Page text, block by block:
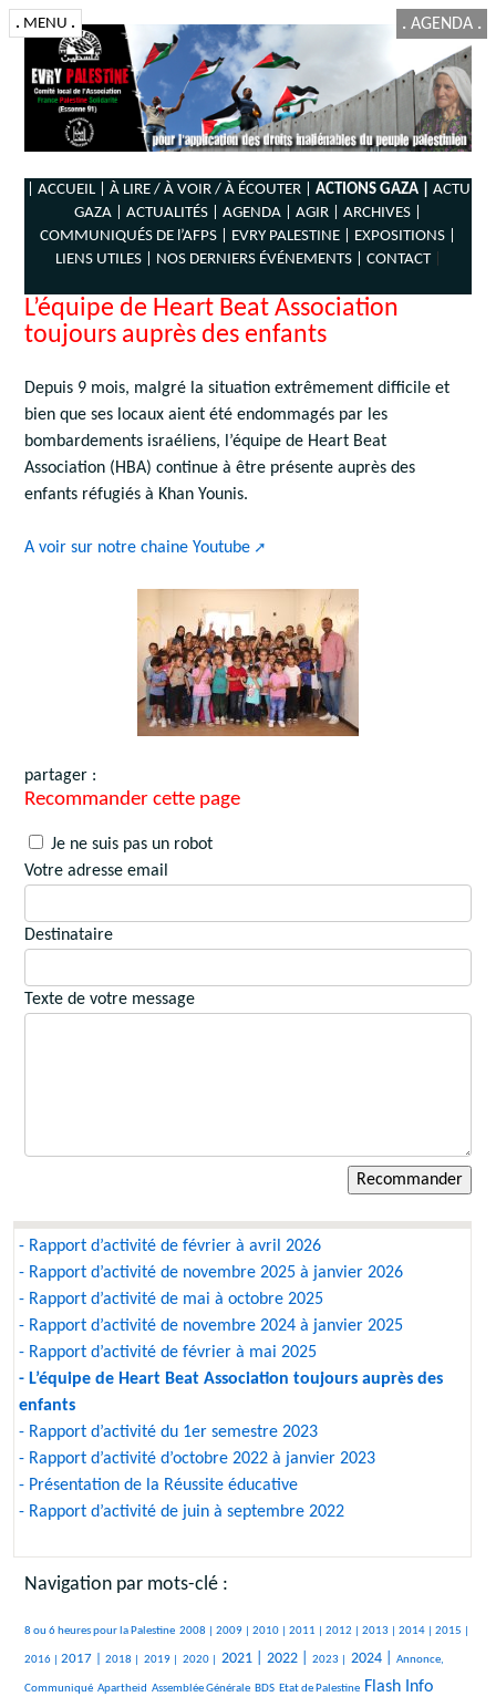
. MENU . . AGENDA .
| ACCUEIL | À LIRE / À VOIR / À ÉCOUTER | ACTIONS GAZA |
ACTU
GAZA |
ACTUALITÉS | AGENDA | AGIR |
ARCHIVES |
COMMUNIQUÉS DE l’AFPS |
EVRY PALESTINE |
EXPOSITIONS |
LIENS UTILES |
NOS DERNIERS ÉVÉNEMENTS | CONTACT|
L’équipe de Heart Beat Association
toujours auprès des enfants
Depuis 9 mois, malgré la situation extrêmement difficile et
bien que ses locaux aient été endommagés par les
bombardements israéliens, l’équipe de Heart Beat
Association (HBA) continue à être présente auprès des
enfants réfugiés à Khan Younis.
A voir sur notre chaine Youtube
partager :
Recommander cette page
Je ne suis pas un robot
Votre adresse email
Destinataire
Texte de votre message
- Rapport d’activité de février à avril 2026
- Rapport d’activité de novembre 2025 à janvier 2026
- Rapport d’activité de mai à octobre 2025
- Rapport d’activité de novembre 2024 à janvier 2025
- Rapport d’activité de février à mai 2025
- L’équipe de Heart Beat Association toujours auprès des
enfants
- Rapport d’activité du 1er semestre 2023
- Rapport d’activité d’octobre 2022 à janvier 2023
- Présentation de la Réussite éducative
- Rapport d’activité de juin à septembre 2022
Navigation par mots-clé :
506/3354
8 ou 6 heures pour la Palestine
237/3354 2008 |
315/3354 2009 |
265/3354 2010 |
380/3354 2011 |
349/3354 2012 |
227/3354 2013 |
293/3354 2014 |
252/3354 2015 |
546/3354
2016 |
801/3354
2017 |
221/3354 2018 |
109/3354 2019 |
150/3354 2020 |
1159/3354 2021 |
1199/3354 2022 |
565/3354 2023 |
1348/3354 2024 |
538/3354 Annonce,
Communiqué
49/3354 Apartheid
31/3354 Assemblée Générale
189/3354 BDS
40/3354 Etat de Palestine
1619/3354 Flash Info
51/3354